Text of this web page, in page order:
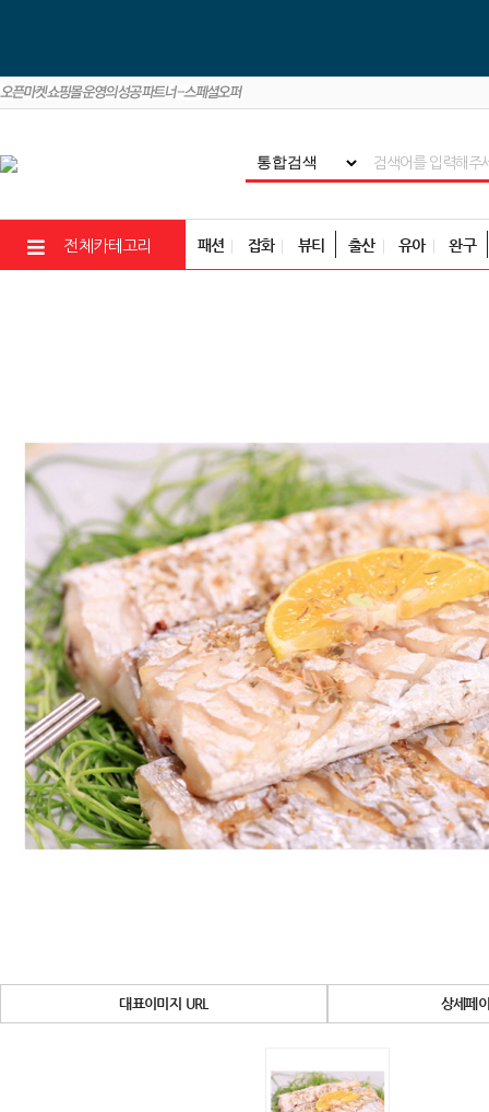
전체카테고리 패션 잡화 뷰티 출산 유아 완구
대표이미지 URL 상세페